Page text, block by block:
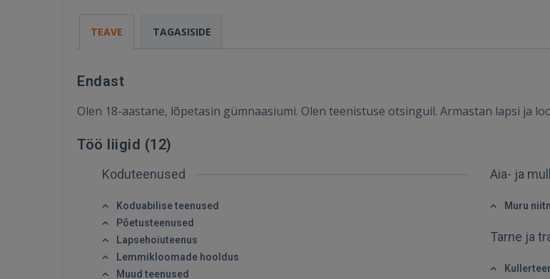
Sisene
SISENE
TEAVE TAGASISIDE
Endast
Olen 18-aastane, lõpetasin gümnaasiumi. Olen teenistuse otsinguil. Armastan lapsi ja
Töö liigid (12)
Koduteenused
Koduabilise teenused
Põetusteenused
Lapsehoiuteenus
Lemmikloomade hooldus
Muud teenused
Aia- ja
Muru
Tarne ja